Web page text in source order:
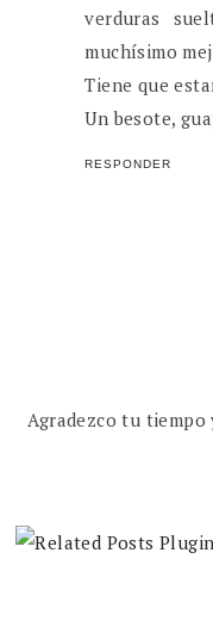
verduras
muchísimo
Tiene que
Un besote,
RESPONDER
Agradezco tu tiempo